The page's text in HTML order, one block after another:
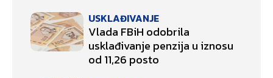
USKLAĐIVANJE
Vlada FBiH odobrila
usklađivanje penzija u iznosu
od 11,26 posto